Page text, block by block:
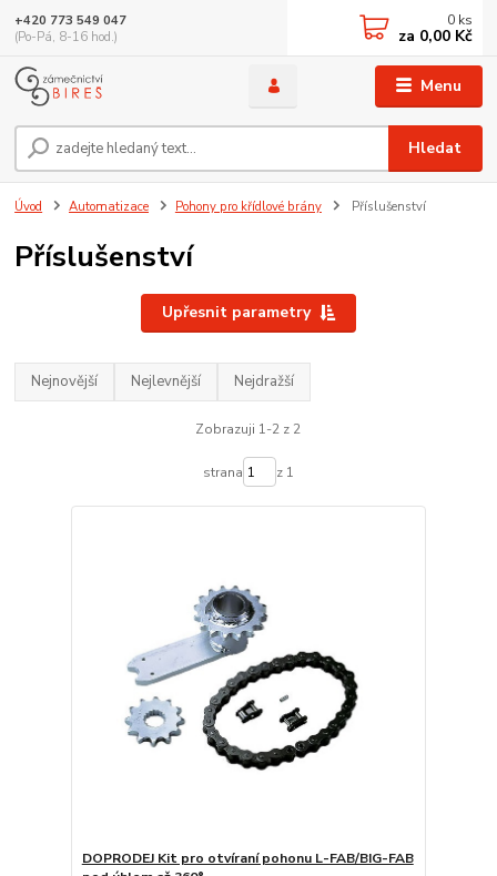
Menu
Hledat
+420 773 549 047
(Po-Pá, 8-16 hod.)
0 ks
za 0,00 Kč
Úvod Automatizace Pohony pro křídlové brány Příslušenství
Příslušenství
Upřesnit parametry
Nejnovější Nejlevnější Nejdražší
Zobrazuji 1-2 z 2
strana z 1
DOPRODEJ Kit pro otvíraní pohonu L-FAB/BIG-FAB